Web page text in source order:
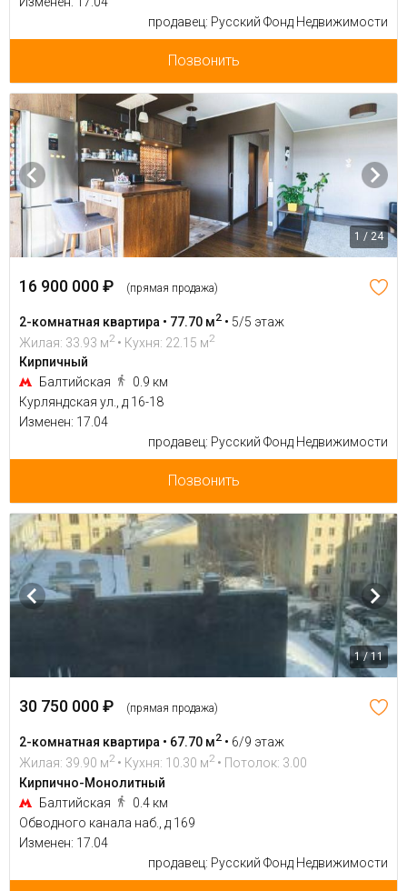
продавец: Русский Фонд Недвижимости
Позвонить
1 / 24
16 900 000 ₽ (прямая продажа)
2-комнатная квартира • 77.70 м2 • 5/5 этаж
Жилая: 33.93 м2 • Кухня: 22.15 м2
Кирпичный
Балтийская
0.9 км
Курляндская ул., д 16-18
Изменен: 17.04
продавец: Русский Фонд Недвижимости
Позвонить
1 / 11
30 750 000 ₽ (прямая продажа)
2-комнатная квартира • 67.70 м2 • 6/9 этаж
Жилая: 39.90 м2 • Кухня: 10.30 м2 • Потолок: 3.00
Кирпично-Монолитный
Балтийская
0.4 км
Обводного канала наб., д 169
Изменен: 17.04
продавец: Русский Фонд Недвижимости